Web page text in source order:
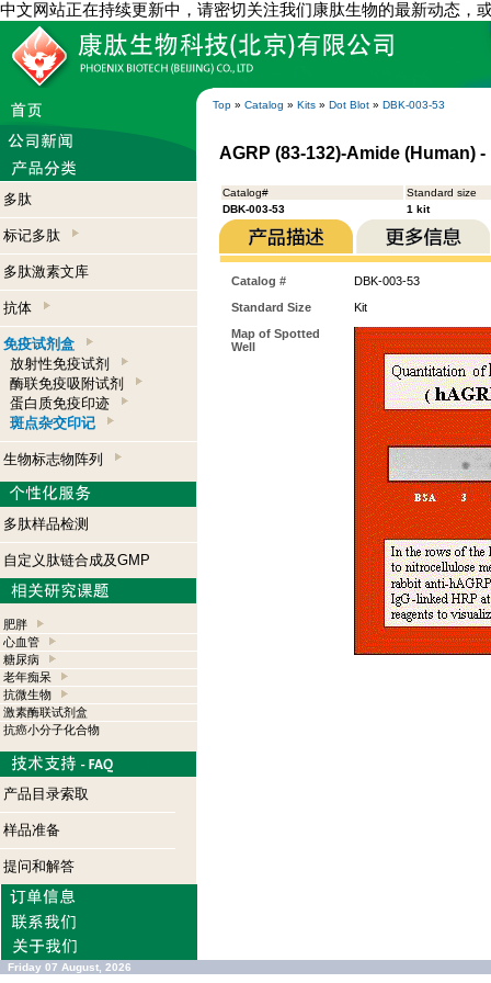
中文网站正在持续更新中，请密切关注我们康肽生物的最新动态，
Top » Catalog » Kits » Dot Blot » DBK-003-53
多肽
标记多肽
多肽激素文库
抗体
免疫试剂盒
放射性免疫试剂
酶联免疫吸附试剂
蛋白质免疫印迹
斑点杂交印记
生物标志物阵列
多肽样品检测
自定义肽链合成及GMP
肥胖
心血管
糖尿病
老年痴呆
抗微生物
激素酶联试剂盒
抗癌小分子化合物
产品目录索取
样品准备
提问和解答
AGRP (83-132)-Amide (Human)
Catalog#
Standard size
DBK-003-53
1 kit
Catalog #
DBK-003-53
Standard Size
Kit
Map of Spotted
Well
Friday 07 August, 2026